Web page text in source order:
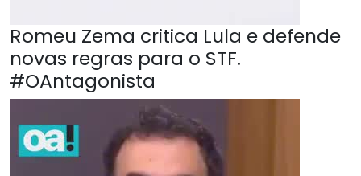
Romeu Zema critica Lula e defende
novas regras para o STF.
#OAntagonista